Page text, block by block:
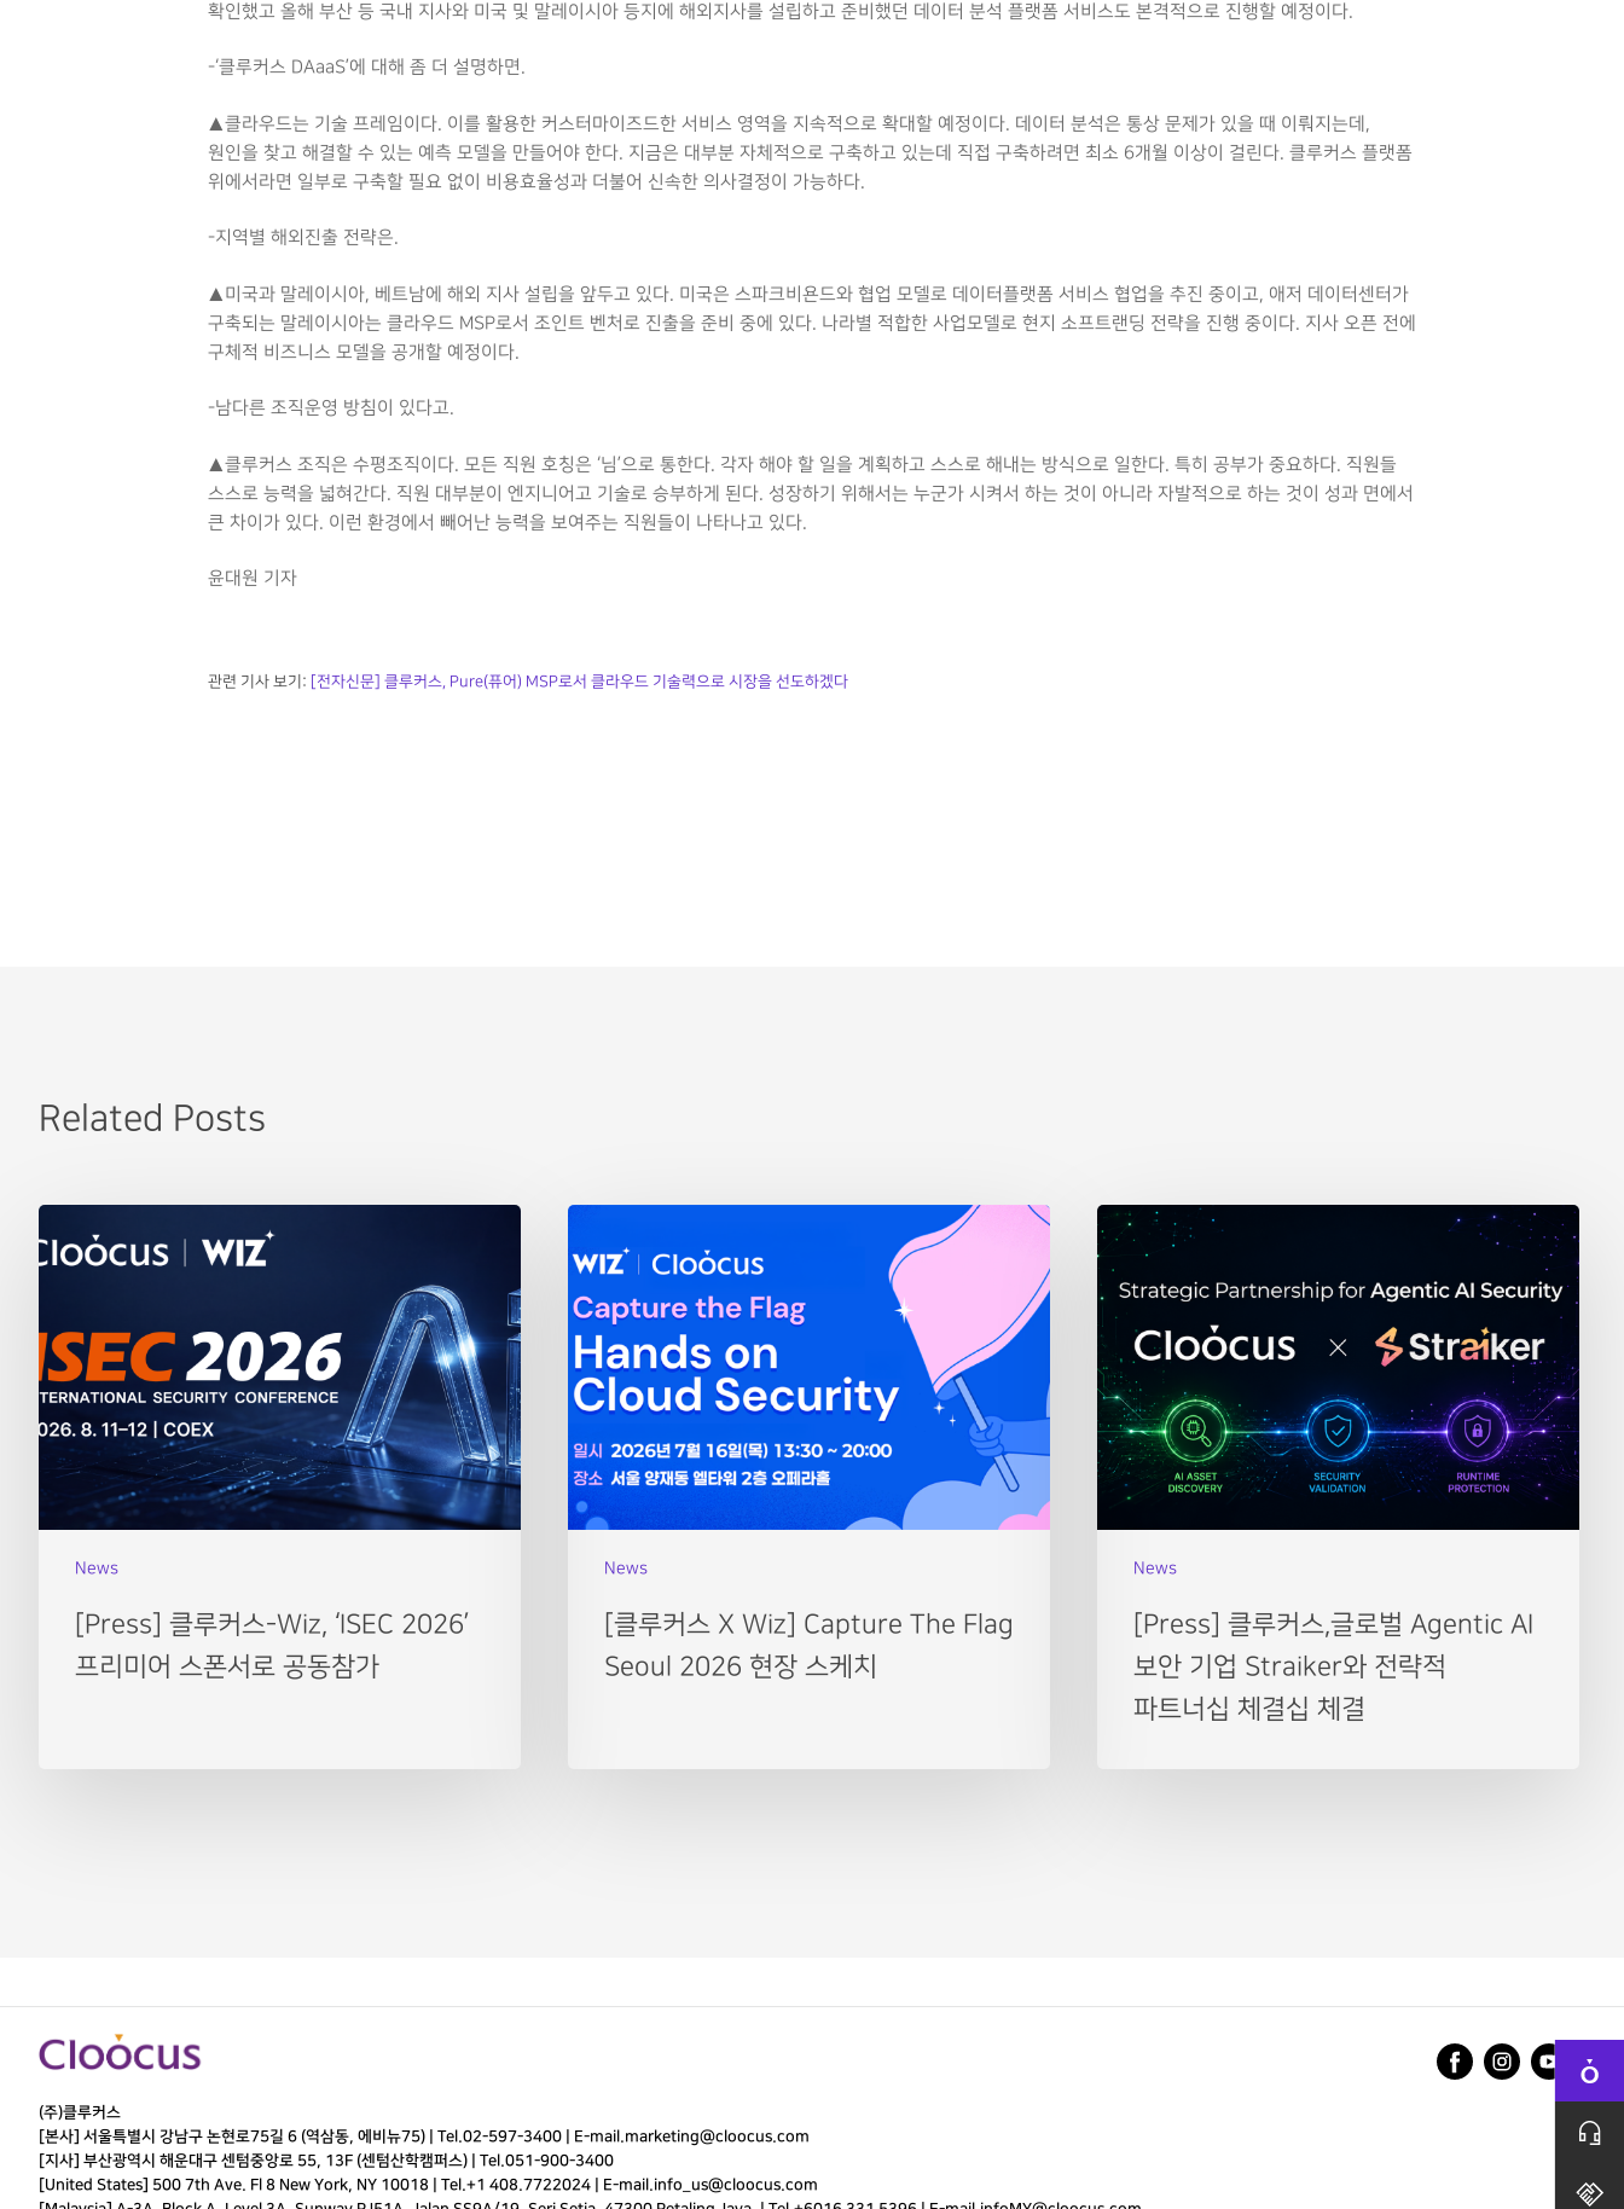
확인했고 올해 부산 등 국내 지사와 미국 및 말레이시아 등지에 해외지사를 설립하고 준비했던 데이터 분석 플랫폼 서비스도 본격적으로 진행할 예정이다.
-‘클루커스 DAaaS’에 대해 좀 더 설명하면.
▲클라우드는 기술 프레임이다. 이를 활용한 커스터마이즈드한 서비스 영역을 지속적으로 확대할 예정이다. 데이터 분석은 통상 문제가 있을 때 이뤄지는데,
원인을 찾고 해결할 수 있는 예측 모델을 만들어야 한다. 지금은 대부분 자체적으로 구축하고 있는데 직접 구축하려면 최소 6개월 이상이 걸린다. 클루커스 플랫폼
위에서라면 일부로 구축할 필요 없이 비용효율성과 더불어 신속한 의사결정이 가능하다.
-지역별 해외진출 전략은.
▲미국과 말레이시아, 베트남에 해외 지사 설립을 앞두고 있다. 미국은 스파크비욘드와 협업 모델로 데이터플랫폼 서비스 협업을 추진 중이고, 애저 데이터센터가
구축되는 말레이시아는 클라우드 MSP로서 조인트 벤처로 진출을 준비 중에 있다. 나라별 적합한 사업모델로 현지 소프트랜딩 전략을 진행 중이다. 지사 오픈 전에
구체적 비즈니스 모델을 공개할 예정이다.
-남다른 조직운영 방침이 있다고.
▲클루커스 조직은 수평조직이다. 모든 직원 호칭은 ‘님’으로 통한다. 각자 해야 할 일을 계획하고 스스로 해내는 방식으로 일한다. 특히 공부가 중요하다. 직원들
스스로 능력을 넓혀간다. 직원 대부분이 엔지니어고 기술로 승부하게 된다. 성장하기 위해서는 누군가 시켜서 하는 것이 아니라 자발적으로 하는 것이 성과 면에서
큰 차이가 있다. 이런 환경에서 빼어난 능력을 보여주는 직원들이 나타나고 있다.
윤대원 기자
관련 기사 보기: [전자신문] 클루커스, Pure(퓨어) MSP로서 클라우드 기술력으로 시장을 선도하겠다
Related Posts
News
[Press] 클루커스-Wiz, ‘ISEC 2026’
프리미어 스폰서로 공동참가
News
[클루커스 X Wiz] Capture The Flag
Seoul 2026 현장 스케치
News
[Press] 클루커스,글로벌 Agentic AI
보안 기업 Straiker와 전략적
파트너십 체결십 체결
(주)클루커스
[본사] 서울특별시 강남구 논현로75길 6 (역삼동, 에비뉴75) | Tel.02-597-3400 E-mail.marketing@cloocus.com
[지사] 부산광역시 해운대구 센텀중앙로 55, 13F (센텀산학캠퍼스) | Tel.051-900-3400
[United States] 500 7th Ave. Fl 8 New York, NY 10018 | Tel.+1 408.7722024 | E-mail.info_us@cloocus.com